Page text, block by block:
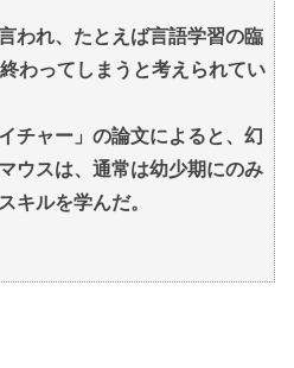
われ、たとえば言語学習の臨
わってしまうと考えられてい
チャー」の論文によると、幻
ウスは、通常は幼少期にのみ
キルを学んだ。